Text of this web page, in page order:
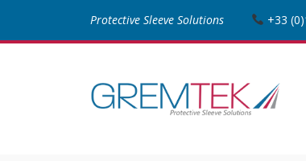
Protective Sleeve Solutions +33